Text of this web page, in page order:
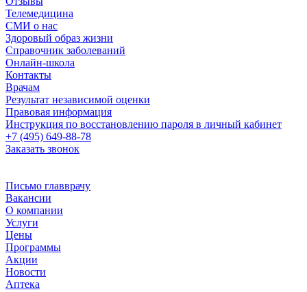
Телемедицина
СМИ о нас
Здоровый образ жизни
Справочник заболеваний
Онлайн-школа
Контакты
Врачам
Результат независимой оценки
Правовая информация
Инструкция по восстановлению пароля в личный кабинет
+7 (495) 649-88-78
Заказать звонок
Письмо главврачу
Вакансии
О компании
Услуги
Цены
Программы
Акции
Новости
Аптека